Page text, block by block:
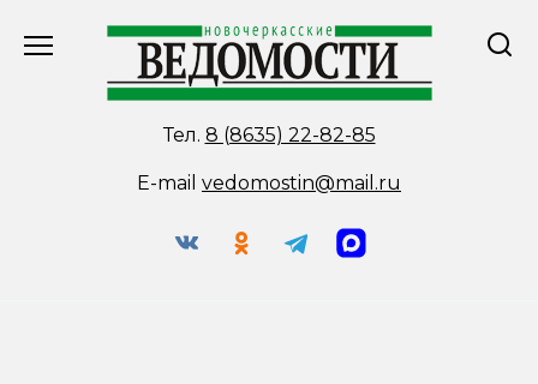
Тел. 8 (8635) 22-82-85
E-mail vedomostin@mail.ru